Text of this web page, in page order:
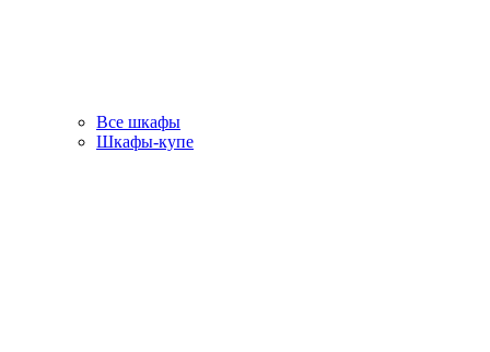
Все шкафы
Шкафы-купе